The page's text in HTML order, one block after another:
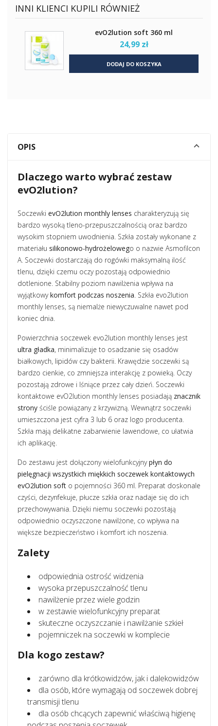
INNI KLIENCI KUPILI RÓWNIEŻ
evO2lution soft 360 ml
24,99 zł
DODAJ DO KOSZYKA
OPIS
Dlaczego warto wybrać zestaw
evO2lution?
Soczewki evO2lution monthly lenses charakteryzują się
bardzo wysoką tleno-przepuszczalnością oraz bardzo
wysokim stopniem uwodnienia. Szkła zostały wykonane z
materiału silikonowo-hydrożelowego o nazwie Asmofilcon
A. Soczewki dostarczają do rogówki maksymalną ilość
tlenu, dzięki czemu oczy pozostają odpowiednio
dotlenione. Stabilny poziom nawilżenia wpływa na
wyjątkowykomfort podczas noszenia. Szkła evo2lution
monthly lenses, są niemalże niewyczuwalne nawet pod
koniec dnia.
Powierzchnia soczewek evo2lution monthly lenses jest
ultra gładka, minimalizuje to osadzanie się osadów
białkowych, lipidów czy bakterii. Krawędzie soczewki są
bardzo cienkie, co zmniejsza interakcję z powieką. Oczy
pozostają zdrowe i lśniące przez cały dzień. Soczewki
kontaktowe evO2lution monthly lenses posiadają znacznik
strony ściśle powiązany z krzywizną. Wewnątrz soczewki
umieszczona jest cyfra 3 lub 6 oraz logo producenta.
Szkła mają delikatne zabarwienie lawendowe, co ułatwia
ich aplikację.
Do zestawu jest dołączony wielofunkcyjnypłyn do
pielęgnacji wszystkich miękkich soczewek kontaktowych
evO2lution soft o pojemności 360 ml. Preparat doskonale
czyści, dezynfekuje, płucze szkła oraz nadaje się do ich
przechowywania. Dzięki niemu soczewki pozostają
odpowiednio oczyszczone nawilżone, co wpływa na
większe bezpieczeństwo i komfort ich noszenia.
Zalety
odpowiednia ostrość widzenia
wysoka przepuszczalność tlenu
nawilżenie przez wiele godzin
w zestawie wielofunkcyjny preparat
skuteczne oczyszczanie i nawilżanie szkieł
pojemniczek na soczewki w komplecie
Dla kogo zestaw?
zarówno dla krótkowidzów, jak i dalekowidzów
dla osób, które wymagają od soczewek dobrej
transmisji tlenu
dla osób chcących zapewnić właściwą higienę